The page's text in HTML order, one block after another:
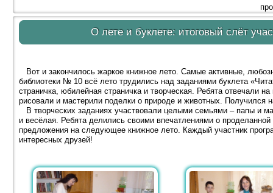
О лете и буклете: итоговый слёт
Вот и закончилось жаркое книжное лето. Самые активные,
библиотеки № 10 всё лето трудились над заданиями буклета
страничка, юбилейная страничка и творческая. Ребята отвечали
рисовали и мастерили поделки о природе и животных. Получился
В творческих заданиях участвовали целыми семьями – папы и
и весёлая. Ребята делились своими впечатлениями о
предложения на следующее книжное лето. Каждый участник
интересных друзей!